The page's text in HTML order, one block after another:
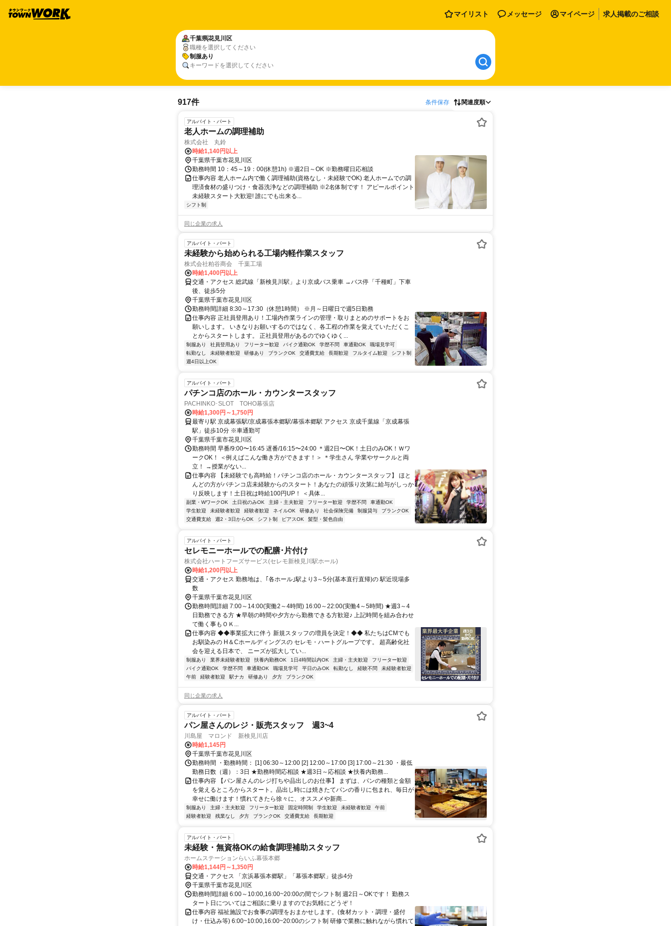
マイリスト メッセージ マイページ 求人掲載のご相談
千葉県花見川区
職種を選択してください
制服あり
キーワードを選択してください
917件 条件保存 関連度順
アルバイト・パート
老人ホームの調理補助
株式会社 丸鈴
時給1,140円以上
千葉県千葉市花見川区
勤務時間 10：45～19：00(休憩1h) ※週2日～OK ※勤務曜日応相談
仕事内容 老人ホーム内で働く調理補助(資格なし・未経験でOK) 老人ホームでの調
理済食材の盛りつけ・食器洗浄などの調理補助 ※2名体制です！ アピールポイント
未経験スタート大歓迎! 誰にでも出来る...
シフト制
同じ企業の求人
アルバイト・パート
未経験から始められる工場内軽作業スタッフ
株式会社粕谷商会 千葉工場
時給1,400円以上
交通・アクセス 総武線「新検見川駅」より京成バス乗車 →バス停「千種町」下車
後、徒歩5分
千葉県千葉市花見川区
勤務時間詳細 8:30～17:30（休憩1時間） ※月～日曜日で週5日勤務
仕事内容 正社員登用あり！工場内作業ラインの管理・取りまとめのサポートをお
願いします。 いきなりお願いするのではなく、各工程の作業を覚えていただくこ
とからスタートします。 正社員登用があるのでゆくゆく...
制服あり 社員登用あり フリーター歓迎 バイク通勤OK 学歴不問 車通勤OK
職場見学可
転勤なし
未経験者歓迎 研修あり ブランクOK 交通費支給 長期歓迎 フルタイム歓迎
シフト制
週4日以上OK
アルバイト・パート
パチンコ店のホール・カウンタースタッフ
PACHINKO･SLOT TOHO幕張店
時給1,300円～1,750円
最寄り駅 京成幕張駅/京成幕張本郷駅/幕張本郷駅 アクセス 京成千葉線「京成幕張
駅」徒歩10分 ※車通勤可
千葉県千葉市花見川区
勤務時間 早番/9:00〜16:45 遅番/16:15〜24:00 ＊週2日〜OK！土日のみOK！Ｗワ
ークOK！ ＜例えばこんな働き方ができます！＞ ＊学生さん 学業やサークルと両
立！ →授業がない...
仕事内容 【未経験でも高時給！パチンコ店のホール・カウンタースタッフ】 ほと
んどの方がパチンコ店未経験からのスタート！あなたの頑張り次第に給与がしっか
り反映します！土日祝は時給100円UP！ ＜具体...
副業・WワークOK 土日祝のみOK 主婦・主夫歓迎 フリーター歓迎 学歴不問
車通勤OK
学生歓迎
未経験者歓迎 経験者歓迎 ネイルOK 研修あり 社会保険完備 制服貸与
ブランクOK
交通費支給
週2・3日からOK シフト制 ピアスOK 髪型・髪色自由
アルバイト・パート
セレモニーホールでの配膳･片付け
株式会社ハートフーズサービス(セレモ新検見川駅ホール)
時給1,200円以上
交通・アクセス 勤務地は、｢各ホール｣駅より3～5分(基本直行直帰)の 駅近現場多
数
千葉県千葉市花見川区
勤務時間詳細 7:00～14:00(実働2～4時間) 16:00～22:00(実働4～5時間) ★週3～4
日勤務できる方 ★早朝の時間や夕方から勤務できる方歓迎♪ 上記時間を組み合わせ
て働く事もＯＫ...
仕事内容 ◆◆事業拡大に伴う 新規スタッフの増員を決定！◆◆ 私たちはCMでも
お馴染みの H＆Cホールディングスの セレモ・ハートグループです。 超高齢化社
会を迎える日本で、 ニーズが拡大してい...
制服あり 業界未経験者歓迎 扶養内勤務OK 1日4時間以内OK 主婦・主夫歓迎
フリーター歓迎
バイク通勤OK
学歴不問 車通勤OK 職場見学可 平日のみOK 転勤なし 経験不問
未経験者歓迎
午前
経験者歓迎 駅ナカ 研修あり 夕方 ブランクOK
同じ企業の求人
アルバイト・パート
パン屋さんのレジ・販売スタッフ 週3~4
川島屋 マロンド 新検見川店
時給1,145円
千葉県千葉市花見川区
勤務時間 ・勤務時間： [1] 06:30～12:00 [2] 12:00～17:00 [3] 17:00～21:30 ・最低
勤務日数（週）：3日 ★勤務時間応相談 ★週3日～応相談 ★扶養内勤務...
仕事内容 【パン屋さんのレジ打ちや品出しのお仕事】 まずは、パンの種類と金額
を覚えるところからスタート。品出し時には焼きたてパンの香りに包まれ、毎日が
幸せに働けます！慣れてきたら徐々に、オススメや新商...
制服あり 主婦・主夫歓迎 フリーター歓迎 固定時間制 学生歓迎 未経験者歓迎
午前
経験者歓迎
残業なし 夕方 ブランクOK 交通費支給 長期歓迎
アルバイト・パート
未経験・無資格OKの給食調理補助スタッフ
ホームステーションらいふ幕張本郷
時給1,144円～1,350円
交通・アクセス 「京浜幕張本郷駅」「幕張本郷駅」徒歩4分
千葉県千葉市花見川区
勤務時間詳細 6:00～10:00,16:00~20:00の間でシフト制 週2日～OKです！ 勤務ス
タート日についてはご相談に乗りますのでお気軽にどうぞ！
仕事内容 福祉施設でお食事の調理をおまかせします。(食材カット・調理・盛付
け・仕込み等) 6:00~10:00,16:00~20:00のシフト制 研修で業務に触れながら慣れて